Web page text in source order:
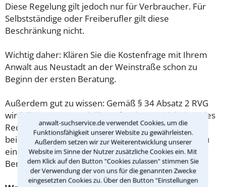
anwalt-suchservice.de verwendet Cookies, um die
Funktionsfähigkeit unserer Website zu gewährleisten.
Außerdem setzen wir zur Weiterentwicklung unserer
Website im Sinne der Nutzer zusätzliche Cookies ein. Mit
dem Klick auf den Button "Cookies zulassen" stimmen Sie
der Verwendung der von uns für die genannten Zwecke
eingesetzten Cookies zu. Über den Button "Einstellungen
Diese Regelung gilt jedoch nur für Verbraucher. Für
Selbstständige oder Freiberufler gilt diese
Beschränkung nicht.
Wichtig daher: Klären Sie die Kostenfrage mit Ihrem
Anwalt aus Neustadt an der Weinstraße schon zu
Beginn der ersten Beratung.
Außerdem gut zu wissen: Gemäß § 34 Absatz 2 RVG
wird die Beratungsgebühr auf weitere Tätigkeiten des
Rechtsanwalts angerechnet. Sollte es also
beispielsweise aufgrund des Beratungsgesprächs zu
einem Prozess kommen, so kann der Anwalt diese
Beratungsgebühr nicht mehr abrechnen.